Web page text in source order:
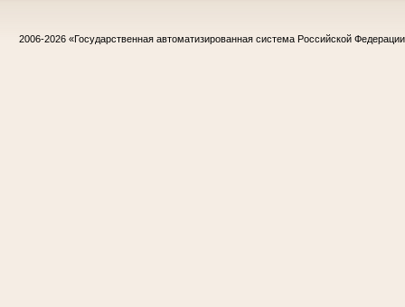
2006-2026 «Государственная автоматизированная система Российской